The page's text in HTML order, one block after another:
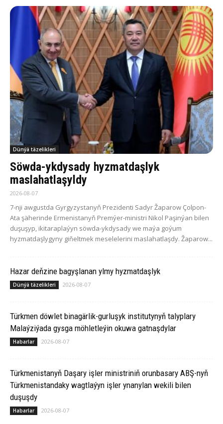
Dünýä täzelikleri
Söwda-ykdysady hyzmatdaşlyk
maslahatlaşyldy
2026-08-07
7-nji awgustda Gyrgyzystanyň Prezidenti Sadyr Žaparow Çolpon-
Ata şäherinde Ermenistanyň Premýer-ministri Nikol Paşinýan bilen
duşuşyp, ikitaraplaýyn söwda-ykdysady we maýa goýum
hyzmatdaşlygyny giňeltmek meselelerini maslahatlaşdy. Žaparow...
Hazar deňzine bagyşlanan ylmy hyzmatdaşlyk
Dünýä täzelikleri 2026-08-07
Türkmen döwlet binagärlik-gurluşyk institutynyň talyplary
Malaýziýada gysga möhletleýin okuwa gatnaşdylar
Habarlar 2026-08-07
Türkmenistanyň Daşary işler ministriniň orunbasary ABŞ-nyň
Türkmenistandaky wagtlaýyn işler ynanylan wekili bilen
duşuşdy
Habarlar 2026-08-07